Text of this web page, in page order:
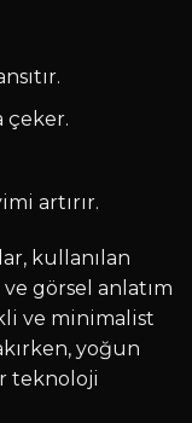
çeker.
artırır.
kullanılan
görsel anlatım
ve minimalist
yoğun
teknoloji